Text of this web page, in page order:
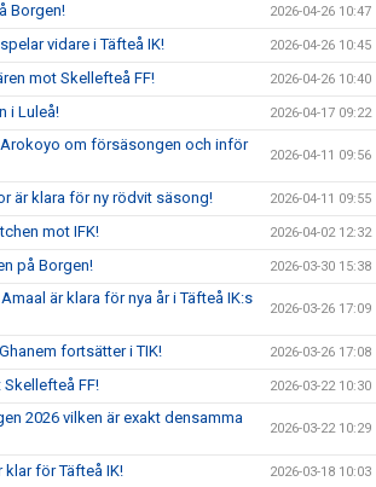
Borgen! 2026-04-26 10:47
vidare i Täfteå IK! 2026-04-26 10:45
mot Skellefteå FF! 2026-04-26 10:40
i Luleå! 2026-04-17 09:22
om försäsongen och inför
2026-04-11 09:56
är klara för ny rödvit säsong! 2026-04-11 09:55
mot IFK! 2026-04-02 12:32
på Borgen! 2026-03-30 15:38
är klara för nya år i Täfteå IK:s
2026-03-26 17:09
fortsätter i TIK! 2026-03-26 17:08
FF! 2026-03-22 10:30
2026 vilken är exakt densamma
2026-03-22 10:29
för Täfteå IK! 2026-03-18 10:03